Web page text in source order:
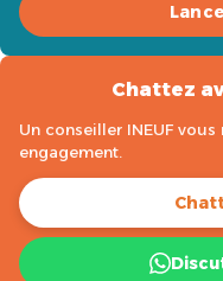
Chattez
Un conseiller INEUF
engagement.